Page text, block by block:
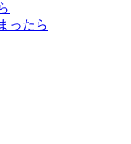
ったら